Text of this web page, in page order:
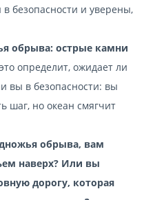
в безопасности и уверены,
обрыва: острые камни
определит, ожидает ли
вы в безопасности: вы
шаг, но океан смягчит
обрыва, вам
наверх? Или вы
дорогу, которая